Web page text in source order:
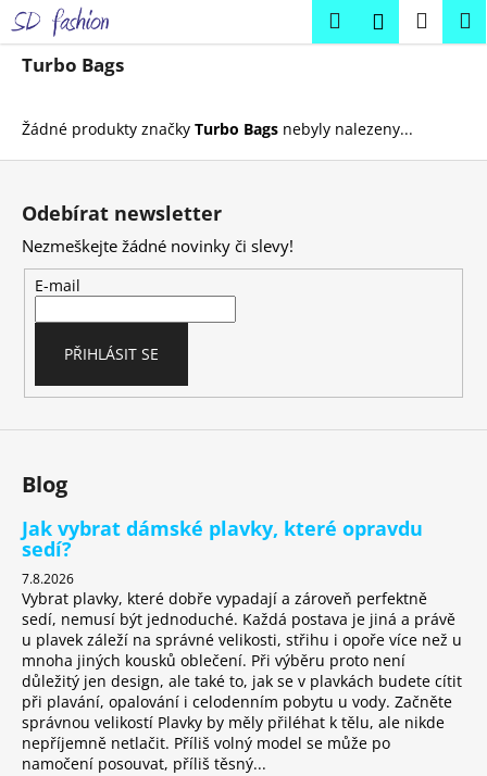
Přejít
na
obsah
HledatPřihlášení
Turbo Bags
Žádné produkty značky Turbo Bags nebyly nalezeny...
K
o Zpět
Zpět
C
o
o
t
ř
e
b
e
t
n
a
j
í
t
?
HLEDAT
Z
Odebírat newsletter
Nezmeškejte žádné novinky či slevy!
E-mail
PŘIHLÁSIT SE
Blog
Jak vybrat dámské plavky, které opravdu
sedí?
7.8.2026
Vybrat plavky, které dobře vypadají a zároveň perfektně
sedí, nemusí být jednoduché. Každá postava je jiná a právě
u plavek záleží na správné velikosti, střihu i opoře více než u
mnoha jiných kousků oblečení. Při výběru proto není
důležitý jen design, ale také to, jak se v plavkách budete cítit
při plavání, opalování i celodenním pobytu u vody. Začněte
správnou velikostí Plavky by měly přiléhat k tělu, ale nikde
nepříjemně netlačit. Příliš volný model se může po
namočení posouvat, příliš těsný...